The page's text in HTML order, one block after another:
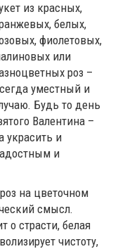
из красных,
белых,
фиолетовых,
или
роз –
уместный и
Будь то день
Валентина –
украсить и
и
на цветочном
смысл.
о страсти, белая
чистоту,